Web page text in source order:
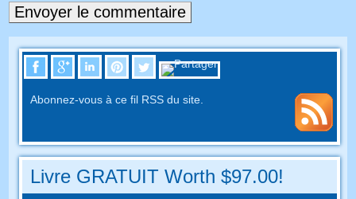
Abonnez-vous à ce fil RSS du site.
Livre GRATUIT Worth $97.00!